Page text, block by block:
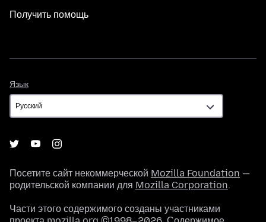
Получить помощь
Язык
Посетите сайт некоммерческой Mozilla Foundation —
родительской компании для Mozilla Corporation.
Части этого содержимого созданы участниками